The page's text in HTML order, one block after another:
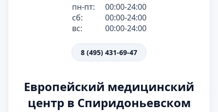
пн-пт:
00:00-24:00
сб:
00:00-24:00
вс:
00:00-24:00
8 (495) 431-69-47
Европейский медицинский
центр в Спиридоньевском